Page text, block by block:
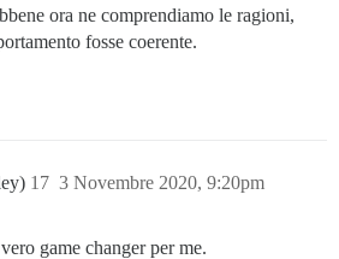
ora ne comprendiamo le ragioni,
fosse coerente.
3 Novembre 2020, 9:20pm
17
game changer per me.